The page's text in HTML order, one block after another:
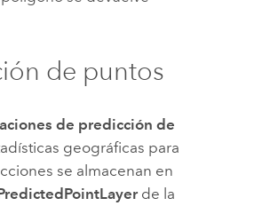
de puntos
de predicción de
geográficas para
se almacenan en
de la